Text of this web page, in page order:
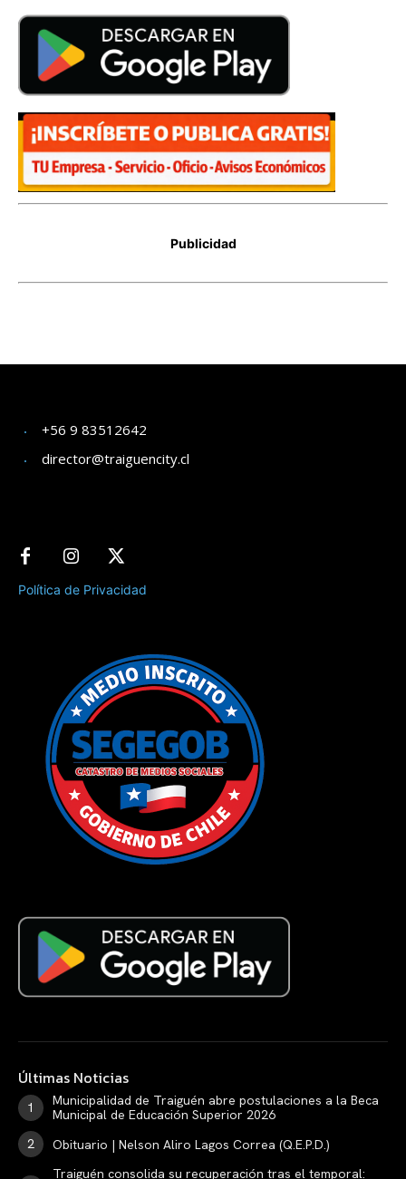
+56 9 83512642
director@traiguencity.cl
Política de Privacidad
Últimas Noticias
Municipalidad de Traiguén abre postulaciones a la Beca
Municipal de Educación Superior 2026
Obituario | Nelson Aliro Lagos Correa (Q.E.P.D.)
Traiguén consolida su recuperación tras el temporal: